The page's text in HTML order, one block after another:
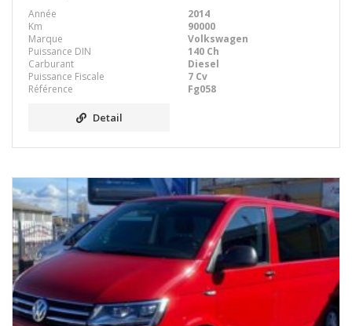
Année
2014
Km
90000
Marque
Volkswagen
Puissance DIN
140 Ch
Carburant
Diesel
Puissance Fiscale
7 Cv
Référence
Fg058
Detail